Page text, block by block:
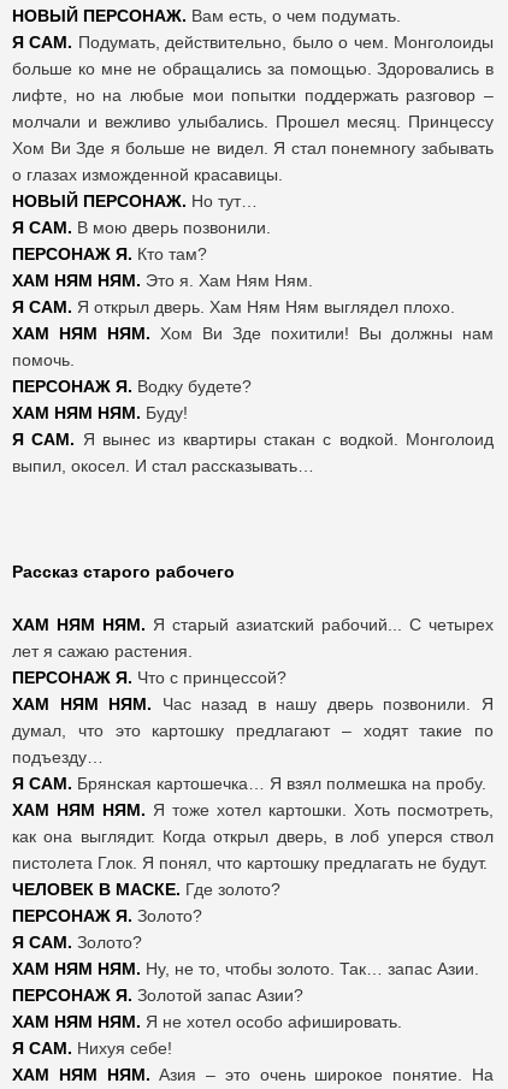
НОВЫЙ ПЕРСОНАЖ. Вам есть, о чем подумать.
Я САМ. Подумать, действительно, было о чем. Монголоиды
больше ко мне не обращались за помощью. Здоровались в
лифте, но на любые мои попытки поддержать разговор –
молчали и вежливо улыбались. Прошел месяц. Принцессу
Хом Ви Зде я больше не видел. Я стал понемногу забывать
о глазах изможденной красавицы.
НОВЫЙ ПЕРСОНАЖ. Но тут…
Я САМ. В мою дверь позвонили.
ПЕРСОНАЖ Я. Кто там?
ХАМ НЯМ НЯМ. Это я. Хам Ням Ням.
Я САМ. Я открыл дверь. Хам Ням Ням выглядел плохо.
ХАМ НЯМ НЯМ. Хом Ви Зде похитили! Вы должны нам
помочь.
ПЕРСОНАЖ Я. Водку будете?
ХАМ НЯМ НЯМ. Буду!
Я САМ. Я вынес из квартиры стакан с водкой. Монголоид
выпил, окосел. И стал рассказывать…
Рассказ старого рабочего
ХАМ НЯМ НЯМ. Я старый азиатский рабочий... С четырех
лет я сажаю растения.
ПЕРСОНАЖ Я. Что с принцессой?
ХАМ НЯМ НЯМ. Час назад в нашу дверь позвонили. Я
думал, что это картошку предлагают – ходят такие по
подъезду…
Я САМ. Брянская картошечка… Я взял полмешка на пробу.
ХАМ НЯМ НЯМ. Я тоже хотел картошки. Хоть посмотреть,
как она выглядит. Когда открыл дверь, в лоб уперся ствол
пистолета Глок. Я понял, что картошку предлагать не будут.
ЧЕЛОВЕК В МАСКЕ. Где золото?
ПЕРСОНАЖ Я. Золото?
Я САМ. Золото?
ХАМ НЯМ НЯМ. Ну, не то, чтобы золото. Так… запас Азии.
ПЕРСОНАЖ Я. Золотой запас Азии?
ХАМ НЯМ НЯМ. Я не хотел особо афишировать.
Я САМ. Нихуя себе!
ХАМ НЯМ НЯМ. Азия – это очень широкое понятие. На